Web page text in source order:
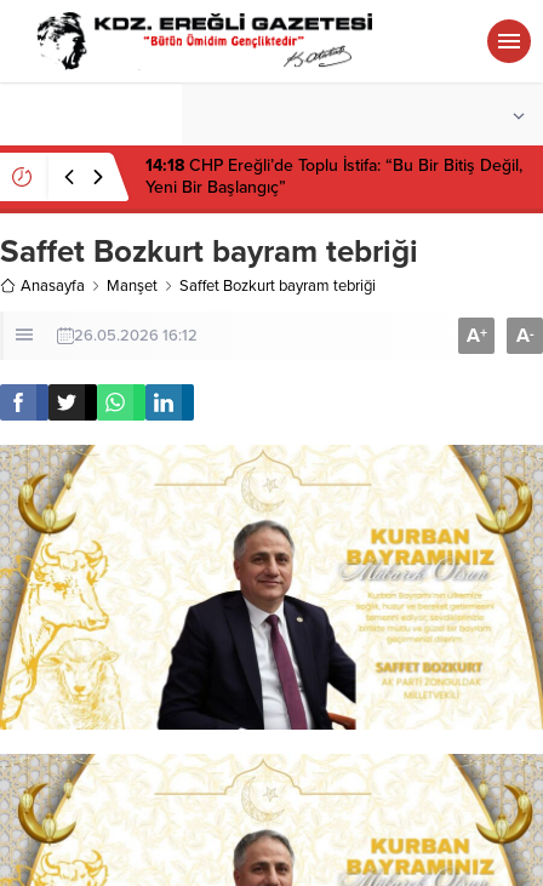
14:18 CHP Ereğli’de Toplu İstifa: “Bu Bir Bitiş Değil,
Yeni Bir Başlangıç”
Saffet Bozkurt bayram tebriği
Anasayfa Manşet Saffet Bozkurt bayram tebriği
26.05.2026 16:12 A+ A-